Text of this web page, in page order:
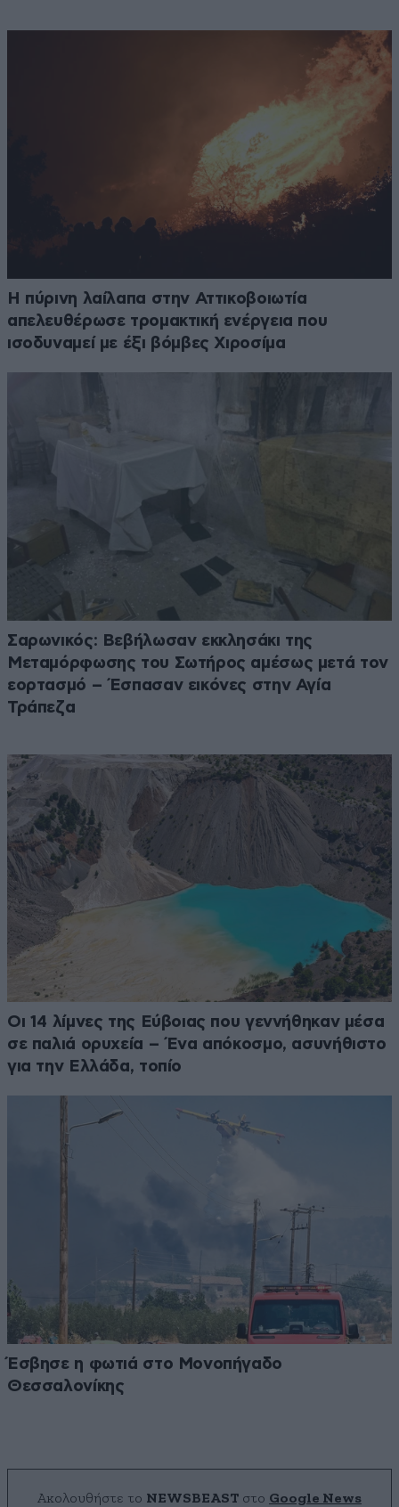
Η πύρινη λαίλαπα στην Αττικοβοιωτία
απελευθέρωσε τρομακτική ενέργεια που
ισοδυναμεί με έξι βόμβες Χιροσίμα
Σαρωνικός: Βεβήλωσαν εκκλησάκι της
Μεταμόρφωσης του Σωτήρος αμέσως μετά τον
εορτασμό – Έσπασαν εικόνες στην Αγία
Τράπεζα
Οι 14 λίμνες της Εύβοιας που γεννήθηκαν μέσα
σε παλιά ορυχεία – Ένα απόκοσμο, ασυνήθιστο
για την Ελλάδα, τοπίο
Έσβησε η φωτιά στο Μονοπήγαδο
Θεσσαλονίκης
Ακολουθήστε το NEWSBEAST στο Google News